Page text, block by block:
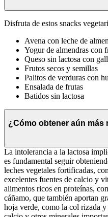
Disfruta de estos snacks
Avena con leche de
Yogur de almendras con
Queso sin lactosa con
Frutos secos y semillas
Palitos de verduras con
Ensalada de frutas
Batidos sin lactosa
¿Cómo obtener aún más
La intolerancia a la lactosa
es fundamental seguir
leches vegetales fortificadas,
excelentes fuentes de calcio y
alimentos ricos en proteínas,
cáñamo, que también aportan
hoja verde, como la col rizada